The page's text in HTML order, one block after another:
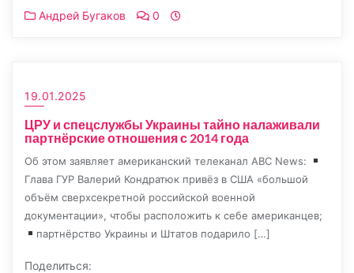
Андрей Бугаков 0
19.01.2025
ЦРУ и спецслужбы Украины тайно налаживали
партнёрские отношения с 2014 года
Об этом заявляет американский телеканал ABC News:
Глава ГУР Валерий Кондратюк привёз в США «большой
объём сверхсекретной российской военной
документации», чтобы расположить к себе американцев;
партнёрство Украины и Штатов подарило […]
Поделиться: